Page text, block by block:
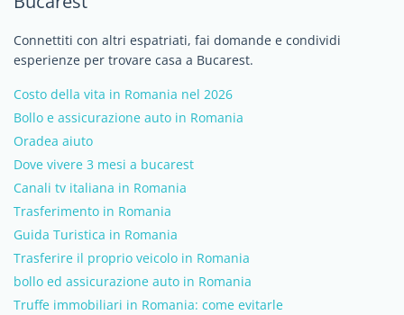
Connettiti con altri espatriati, fai domande e condividi
esperienze per trovare casa a Bucarest.
Costo della vita in Romania nel 2026
Bollo e assicurazione auto in Romania
Oradea aiuto
Dove vivere 3 mesi a bucarest
Canali tv italiana in Romania
Trasferimento in Romania
Guida Turistica in Romania
Trasferire il proprio veicolo in Romania
bollo ed assicurazione auto in Romania
Truffe immobiliari in Romania: come evitarle